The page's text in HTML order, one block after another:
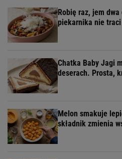
Robię raz, jem
piekarnika nie
Chatka Baby Jagi
deserach. Prosta,
Melon smakuje
składnik zmienia